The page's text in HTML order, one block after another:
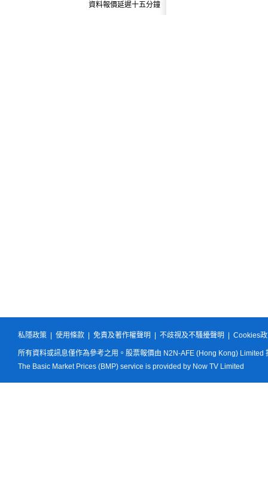
資料報價延遲十五分鐘
私隱政策 使用條款 免責及著作權聲明 不歧視及不騷擾聲明 Cookies
所有資料或訊息僅作為參考之用。股票報價由 N2N-AFE (Hong Kong) Limited
The Basic Market Prices (BMP) service is provided by Now TV Limited